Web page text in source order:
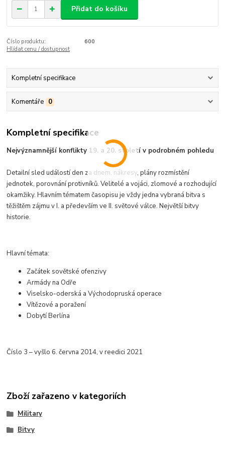
Přidat do košíku
Číslo produktu:
600
Hlídat cenu / dostupnost
Kompletní specifikace
Komentáře 0
Kompletní specifikace
Nejvýznamnější konflikty 19. a 20. století v podrobném pohledu
Detailní sled událostí den za dnem, nákresy, plány rozmístění
jednotek, porovnání protivníků. Velitelé a vojáci, zlomové a rozhodující
okamžiky. Hlavním tématem časopisu je vždy jedna vybraná bitva s
těžištěm zájmu v I. a především ve II. světové válce. Největší bitvy
historie.
Hlavní témata:
Začátek sovětské ofenzivy
Armády na Odře
Viselsko-oderská a Východopruská operace
Vítězové a poražení
Dobytí Berlína
Číslo 3 – vyšlo 6. června 2014, v reedici 2021
Zboží zařazeno v kategoriích
Military
Bitvy